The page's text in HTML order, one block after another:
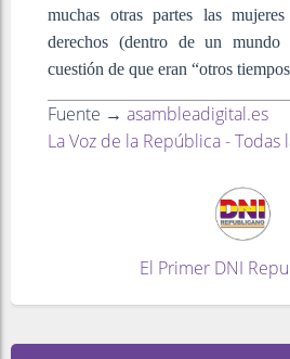
muchas otras partes las
derechos (dentro de un
cuestión de que eran “otros
Fuente → asambleadigital.es
La Voz de la República - Todas
El Primer DNI